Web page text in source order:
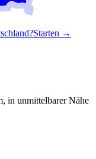
Starten →
, in unmittelbarer Nähe